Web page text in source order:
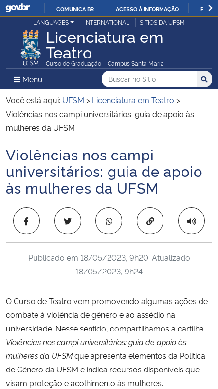
IR
PARA
CONTEÚDO
COMUNICA BR ACESSO À INFORMAÇÃO
Ministério da Justiça e Segurança Pública
Ministério da Defesa
Ministério das Relações Exteriores
Ministério da Economia
Ministério da Infraestrutura
Ministério da Agricultura, Pecuária e Abastecimento
Ministério da Cidadania
Ministério da Ciência, Tecnologia, Inovações e Comunicações
Ministério do Meio Ambiente
Ministério do Turismo
Ministério do Desenvolvimento Regional
LANGUAGES INTERNATIONAL SÍTIOS DA UFSM
Licenciatura em
Teatro
Curso de Graduação – Campus Santa Maria
Menu Menu Principal do Sítio
Busca
Buscar no no Sítio
Busca:
Você está aqui: UFSM > Licenciatura em Teatro >
Violências nos campi universitários: guia de apoio às
mulheres da UFSM
Início do conteúdo
Violências nos campi
universitários: guia de apoio
às mulheres da UFSM
Copiar para área
Publicado em 18/05/2023, 9h20. Atualizado
18/05/2023, 9h24
O Curso de Teatro vem promovendo algumas ações de
combate à violência de gênero e ao assédio na
universidade. Nesse sentido, compartilhamos a cartilha
Violências nos campi universitários: guia de apoio às
mulheres da UFSMque apresenta elementos da Política
de Gênero da UFSM e indica recursos disponíveis que
visam proteção e acolhimento às mulheres.